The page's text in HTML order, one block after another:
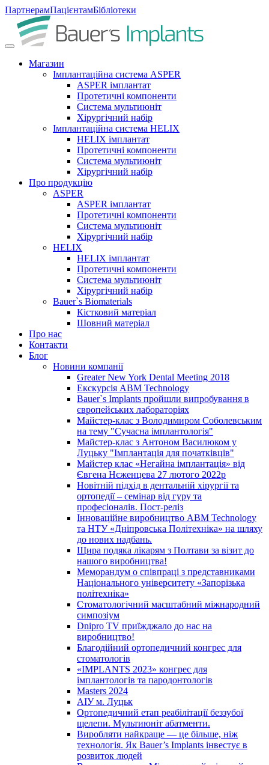
ПартнерамПацієнтамБібліотеки
Магазин
Імплантаційна система ASPER
ASPER імплантат
Протетичні компоненти
Система мультиюніт
Хірургічний набір
Імплантаційна система HELIX
HELIX імплантат
Протетичні компоненти
Система мультиюніт
Хірургічний набір
Про продукцію
ASPER
ASPER імплантат
Протетичні компоненти
Система мультиюніт
Хірургічний набір
HELIX
HELIX імплантат
Протетичні компоненти
Система мультиюніт
Хірургічний набір
Bauer`s Biomaterials
Кістковий матеріал
Шовний матеріал
Про нас
Контакти
Блог
Новини компанії
Greater New York Dental Meeting 2018
Екскурсія ABM Technology
Bauer`s Implants пройшли випробування в
європейських лабораторіях
Майстер-клас з Володимиром Соболевським
на тему "Сучасна імплантологія"
Майстер-клас з Антоном Василюком у
Луцьку "Імплантація для початківців"
Майстер клас «Негайна імплантація» від
Євгена Нєженцева 27 лютого 2022р
Новітній підхід в дентальній хірургії та
ортопедії – семінар від гуру та
професіоналів. Пост-реліз
Інноваційне виробництво ABM Technology
та НТУ «Дніпровська Політехніка» на шляху
до нових надбань.
Щира подяка лікарям з Полтави за візит до
нашого виробництва!
Меморандум о співпраці з представниками
Національного університету «Запорізька
політехніка»
Стоматологічний масштабний міжнародний
симпозіум
Dnipro TV приїжджало до нас на
виробництво!
Благодійний ортопедичний конгрес для
стоматологів
«IMPLANTS 2023» конгрес для
імплантологів та пародонтологів
Masters 2024
АІУ м. Луцьк
Ортопедичний етап реабілітації беззубої
щелепи. Мультиюніт абатменти.
Виробляти найкраще — це більше, ніж
технологія. Як Bauer’s Implants інвестує в
розвиток людей